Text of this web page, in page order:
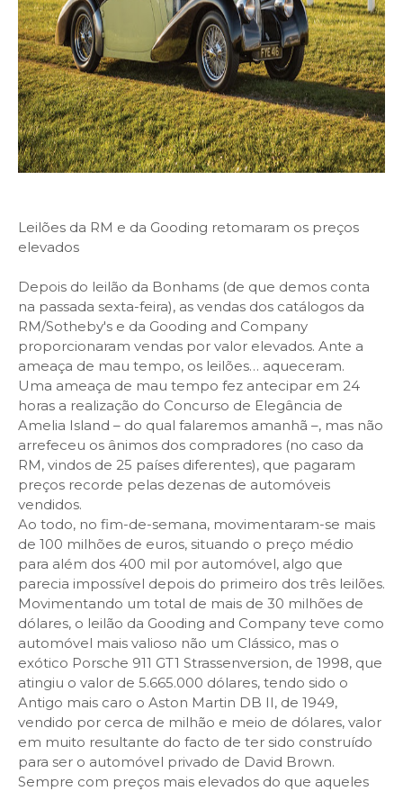
Leilões da RM e da Gooding retomaram os preços
elevados
Depois do leilão da Bonhams (de que demos conta
na passada sexta-feira), as vendas dos catálogos da
RM/Sotheby's e da Gooding and Company
proporcionaram vendas por valor elevados. Ante a
ameaça de mau tempo, os leilões… aqueceram.
Uma ameaça de mau tempo fez antecipar em 24
horas a realização do Concurso de Elegância de
Amelia Island – do qual falaremos amanhã –, mas não
arrefeceu os ânimos dos compradores (no caso da
RM, vindos de 25 países diferentes), que pagaram
preços recorde pelas dezenas de automóveis
vendidos.
Ao todo, no fim-de-semana, movimentaram-se mais
de 100 milhões de euros, situando o preço médio
para além dos 400 mil por automóvel, algo que
parecia impossível depois do primeiro dos três leilões.
Movimentando um total de mais de 30 milhões de
dólares, o leilão da Gooding and Company teve como
automóvel mais valioso não um Clássico, mas o
exótico Porsche 911 GT1 Strassenversion, de 1998, que
atingiu o valor de 5.665.000 dólares, tendo sido o
Antigo mais caro o Aston Martin DB II, de 1949,
vendido por cerca de milhão e meio de dólares, valor
em muito resultante do facto de ter sido construído
para ser o automóvel privado de David Brown.
Sempre com preços mais elevados do que aqueles